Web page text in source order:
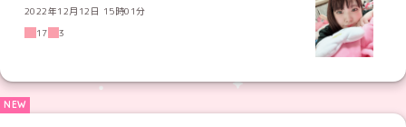
2022年12月12日 15時01分
17
3